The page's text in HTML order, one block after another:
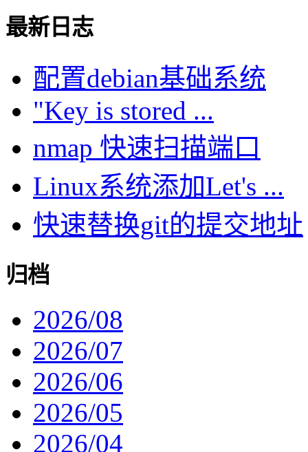
最新日志
配置debian基础系统
"Key is stored ...
nmap 快速扫描端口
Linux系统添加Let's ...
快速替换git的提交地址
归档
2026/08
2026/07
2026/06
2026/05
2026/04